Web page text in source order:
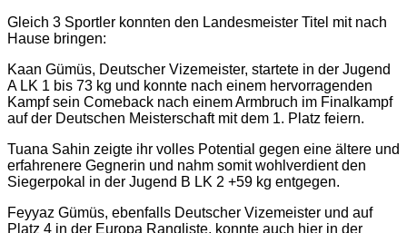
Gleich 3 Sportler konnten den Landesmeister Titel mit nach
Hause bringen:
Kaan Gümüs, Deutscher Vizemeister, startete in der Jugend
A LK 1 bis 73 kg und konnte nach einem hervorragenden
Kampf sein Comeback nach einem Armbruch im Finalkampf
auf der Deutschen Meisterschaft mit dem 1. Platz feiern.
Tuana Sahin zeigte ihr volles Potential gegen eine ältere und
erfahrenere Gegnerin und nahm somit wohlverdient den
Siegerpokal in der Jugend B LK 2 +59 kg entgegen.
Feyyaz Gümüs, ebenfalls Deutscher Vizemeister und auf
Platz 4 in der Europa Rangliste, konnte auch hier in der